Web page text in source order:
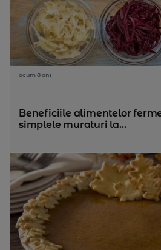
acum 8 ani
Beneficiile alimentelor
simplele muraturi la...